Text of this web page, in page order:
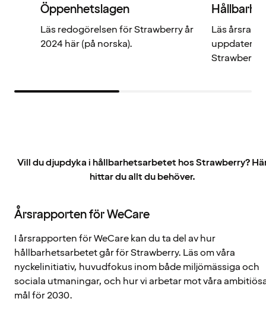
Öppenhetslagen
Läs redogörelsen för Strawberry år
2024 här (på norska).
Läs
Strawberry.
Vill du djupdyka i hållbarhetsarbetet hos Strawberry?
hittar du allt du behöver.
Årsrapporten för WeCare
I årsrapporten för WeCare kan du ta del av hur
hållbarhetsarbetet går för Strawberry. Läs om våra
nyckelinitiativ, huvudfokus inom både miljömässiga och
sociala utmaningar, och hur vi arbetar mot våra
mål för 2030.